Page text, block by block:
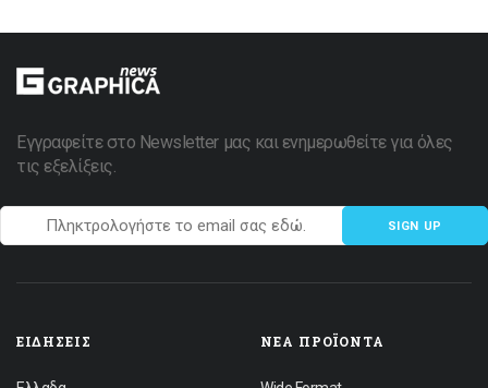
Εγγραφείτε στο Newsletter μας και ενημερωθείτε για όλες
τις εξελίξεις.
SIGN UP
ΕΙΔΉΣΕΙΣ ΝΈΑ ΠΡΟΪΌΝΤΑ